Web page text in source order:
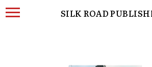
SILK ROAD